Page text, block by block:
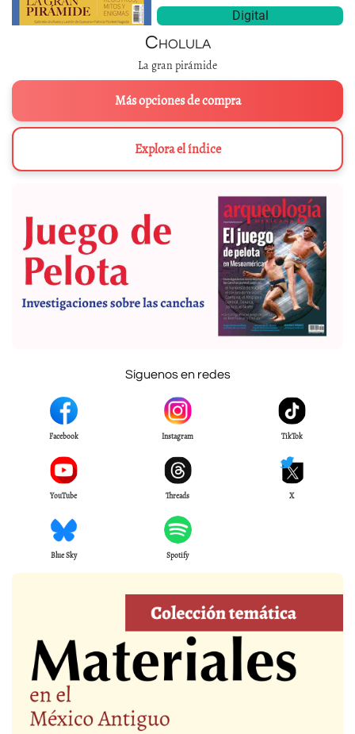
Digital
Cholula
La gran pirámide
Más opciones de compra
Explora el índice
Síguenos en redes
Facebook Instagram TikTok
YouTube Threads X
Blue Sky Spotify